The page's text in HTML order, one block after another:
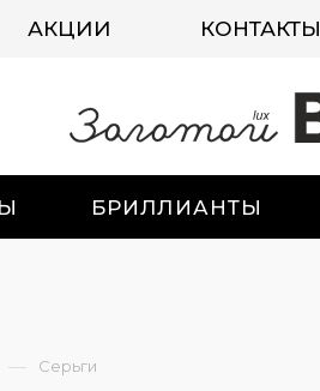
АКЦИИ КОНТАКТЫ
БРИЛЛИАНТЫ
— Серьги